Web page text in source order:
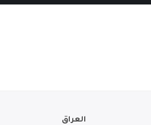
العراق